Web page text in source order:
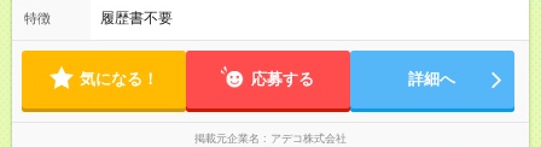
特徴 履歴書不要
気になる！ 応募する 詳細へ
掲載元企業名 アデコ株式会社